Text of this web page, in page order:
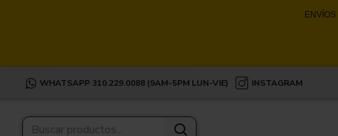
ENVÍOS
WHATSAPP 310.229.0088 (9AM-5PM LUN-VIE) INSTAGRAM